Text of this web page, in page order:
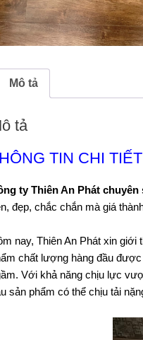
Mô tả
tả
TIN CHI
ty Thiên An Phát
đẹp, chắc chắn mà giá
nay, Thiên An Phát xin
chất lượng hàng đầu
Với khả năng chịu lực
sản phẩm có thể chịu tải